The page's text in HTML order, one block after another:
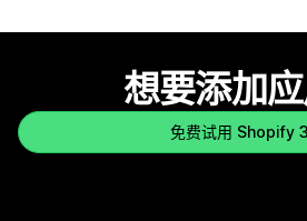
想要添加应
免费试用 Shopify